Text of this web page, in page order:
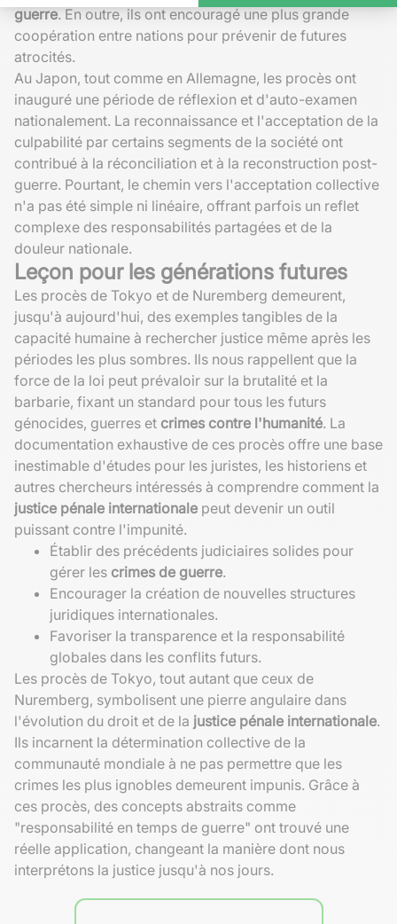
guerre. En outre, ils ont encouragé une plus grande
coopération entre nations pour prévenir de futures
atrocités.
Au Japon, tout comme en Allemagne, les procès ont
inauguré une période de réflexion et d'auto-examen
nationalement. La reconnaissance et l'acceptation de la
culpabilité par certains segments de la société ont
contribué à la réconciliation et à la reconstruction post-
guerre. Pourtant, le chemin vers l'acceptation collective
n'a pas été simple ni linéaire, offrant parfois un reflet
complexe des responsabilités partagées et de la
douleur nationale.
Leçon pour les générations futures
Les procès de Tokyo et de Nuremberg demeurent,
jusqu'à aujourd'hui, des exemples tangibles de la
capacité humaine à rechercher justice même après les
périodes les plus sombres. Ils nous rappellent que la
force de la loi peut prévaloir sur la brutalité et la
barbarie, fixant un standard pour tous les futurs
génocides, guerres et crimes contre l'humanité. La
documentation exhaustive de ces procès offre une base
inestimable d'études pour les juristes, les historiens et
autres chercheurs intéressés à comprendre comment la
justice pénale internationale peut devenir un outil
puissant contre l'impunité.
Établir des précédents judiciaires solides pour
gérer les crimes de guerre.
Encourager la création de nouvelles structures
juridiques internationales.
Favoriser la transparence et la responsabilité
globales dans les conflits futurs.
Les procès de Tokyo, tout autant que ceux de
Nuremberg, symbolisent une pierre angulaire dans
l'évolution du droit et de la justice pénale internationale.
Ils incarnent la détermination collective de la
communauté mondiale à ne pas permettre que les
crimes les plus ignobles demeurent impunis. Grâce à
ces procès, des concepts abstraits comme
"responsabilité en temps de guerre" ont trouvé une
réelle application, changeant la manière dont nous
interprétons la justice jusqu'à nos jours.